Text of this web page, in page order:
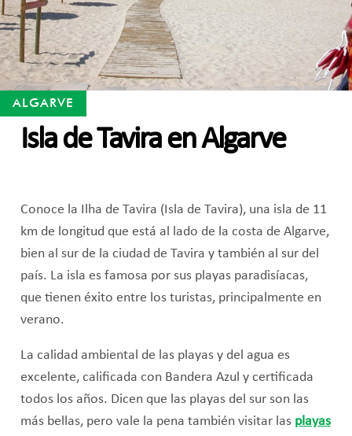
ALGARVE
Isla de Tavira en Algarve
Conoce la Ilha de Tavira (Isla de Tavira), una isla de 11
km de longitud que está al lado de la costa de Algarve,
bien al sur de la ciudad de Tavira y también al sur del
país. La isla es famosa por sus playas paradisíacas,
que tienen éxito entre los turistas, principalmente en
verano.
La calidad ambiental de las playas y del agua es
excelente, calificada con Bandera Azul y certificada
todos los años. Dicen que las playas del sur son las
más bellas, pero vale la pena también visitar las playas